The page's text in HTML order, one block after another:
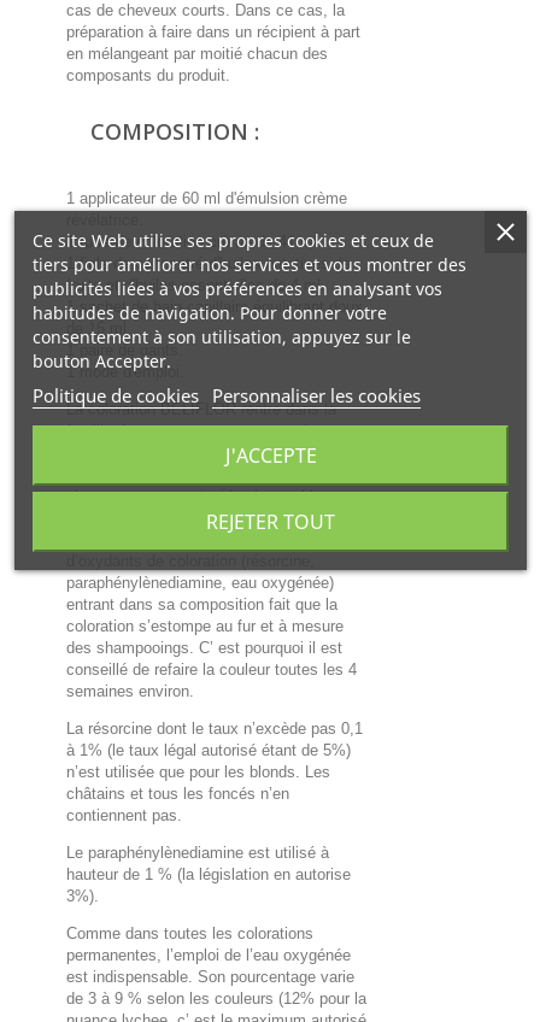
cas de cheveux courts. Dans ce cas, la
préparation à faire dans un récipient à part
en mélangeant par moitié chacun des
composants du produit.
COMPOSITION :
1 applicateur de 60 ml d'émulsion crème
1 tube de coloration crème de 41 ml.
1 fiole de concentré d'huiles nutritives de
fruits et d'huiles essentielles de 4 ml.
1 sachet de bain capillaire équilibrant doux
de 15 ml.
1 mode d'emploi.
La coloration BELIFLOR rentre dans la
famille des permanentes tout en s’en
écartant par sa composition sans
cheveu et couvre ainsi le cheveu blanc.
Elle permet de gagner ou perdre 3 tons.
paraphénylènediamine, eau oxygénée)
entrant dans sa composition fait que la
coloration s’estompe au fur et à mesure
des shampooings. C’ est pourquoi il est
conseillé de refaire la couleur toutes les 4
semaines environ.
La résorcine dont le taux n’excède pas 0,1
à 1% (le taux légal autorisé étant de 5%)
n’est utilisée que pour les blonds. Les
châtains et tous les foncés n’en
contiennent pas.
Le paraphénylènediamine est utilisé à
hauteur de 1 % (la législation en autorise
3%).
Comme dans toutes les colorations
permanentes, l’emploi de l’eau oxygénée
est indispensable. Son pourcentage varie
de 3 à 9 % selon les couleurs (12% pour la
Ce site Web utilise ses propres cookies et ceux de
tiers pour améliorer nos services et vous montrer des
publicités liées à vos préférences en analysant vos
habitudes de navigation. Pour donner votre
consentement à son utilisation, appuyez sur le
bouton Accepter.
Politique de cookies Personnaliser les cookies
REJETER TOUT
J'ACCEPTE